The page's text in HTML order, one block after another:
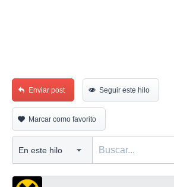
Enviar post Seguir este hilo
Marcar como favorito